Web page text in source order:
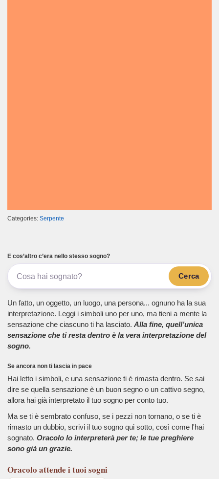
Categories: Serpente
E cos’altro c’era nello stesso sogno?
Cerca
Un fatto, un oggetto, un luogo, una persona... ognuno ha la sua
interpretazione. Leggi i simboli uno per uno, ma tieni a mente la
sensazione che ciascuno ti ha lasciato. Alla fine, quell’unica
sensazione che ti resta dentro è la vera interpretazione del
sogno.
Se ancora non ti lascia in pace
Hai letto i simboli, e una sensazione ti è rimasta dentro. Se sai
dire se quella sensazione è un buon segno o un cattivo segno,
allora hai già interpretato il tuo sogno per conto tuo.
Ma se ti è sembrato confuso, se i pezzi non tornano, o se ti è
rimasto un dubbio, scrivi il tuo sogno qui sotto, così come l'hai
sognato. Oracolo lo interpreterà per te; le tue preghiere
sono già un grazie.
Oracolo attende i tuoi sogni